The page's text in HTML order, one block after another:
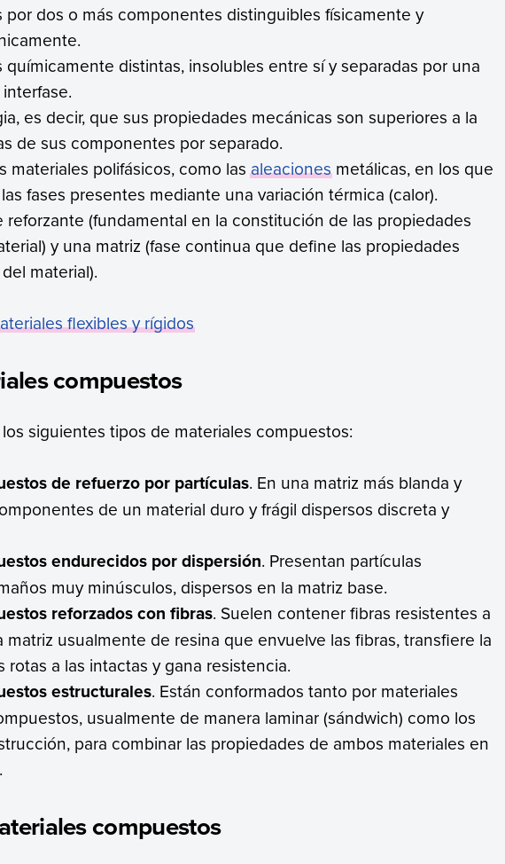
por dos o más componentes distinguibles físicamente y
químicamente distintas, insolubles entre sí y separadas por una
es decir, que sus propiedades mecánicas son superiores a la
de sus componentes por separado.
materiales polifásicos, como lasaleacionesmetálicas, en los que
fases presentes mediante una variación térmica (calor).
reforzante (fundamental en la constitución de las propiedades
y una matriz (fase continua que define las propiedades
material).
flexibles y rígidos
compuestos
siguientes tipos de materiales compuestos:
de refuerzo por partículas. En una matriz más blanda y
de un material duro y frágil dispersos discreta y
endurecidos por dispersión. Presentan partículas
muy minúsculos, dispersos en la matriz base.
reforzados con fibras. Suelen contener fibras resistentes a
matriz usualmente de resina que envuelve las fibras, transfiere la
rotas a las intactas y gana resistencia.
estructurales. Están conformados tanto por materiales
usualmente de manera laminar (sándwich) como los
para combinar las propiedades de ambos materiales en
compuestos